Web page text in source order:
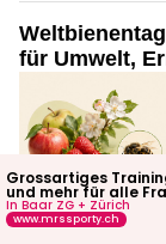
für Umwelt,